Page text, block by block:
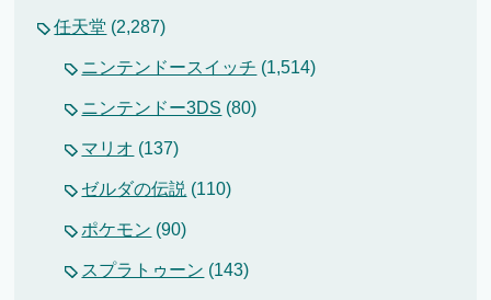
任天堂 (2,287)
ニンテンドースイッチ (1,514)
ニンテンドー3DS (80)
マリオ (137)
ゼルダの伝説 (110)
ポケモン (90)
スプラトゥーン (143)